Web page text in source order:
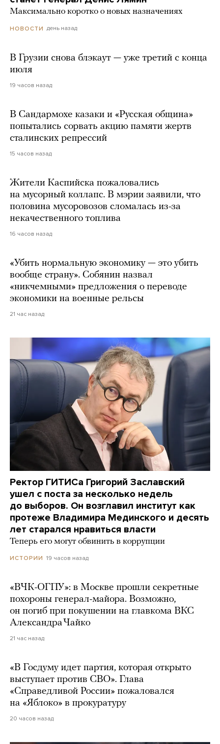
Максимально коротко о новых назначениях
НОВОСТИ день назад
В Грузии снова блэкаут — уже третий с конца
июля
19 часов назад
В Сандармохе казаки и «Русская община»
попытались сорвать акцию памяти жертв
сталинских репрессий
15 часов назад
Жители Каспийска пожаловались
на мусорный коллапс. В мэрии заявили, что
половина мусоровозов сломалась из-за
некачественного топлива
16 часов назад
«Убить нормальную экономику — это убить
вообще страну». Собянин назвал
«никчемными» предложения о переводе
экономики на военные рельсы
21 час назад
Ректор ГИТИСа Григорий Заславский
ушел с поста за несколько недель
до выборов. Он возглавил институт как
протеже Владимира Мединского и десять
лет старался нравиться власти
Теперь его могут обвинить в коррупции
ИСТОРИИ 19 часов назад
«ВЧК-ОГПУ»: в Москве прошли секретные
похороны генерал-майора. Возможно,
он погиб при покушении на главкома ВКС
Александра Чайко
21 час назад
«В Госдуму идет партия, которая открыто
выступает против СВО». Глава
«Справедливой России» пожаловался
на «Яблоко» в прокуратуру
20 часов назад